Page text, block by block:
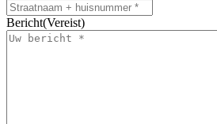
Bericht(Vereist)